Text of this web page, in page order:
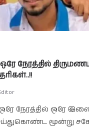
நேரத்தில்
நேரத்தில் ஒரே
மூன்று